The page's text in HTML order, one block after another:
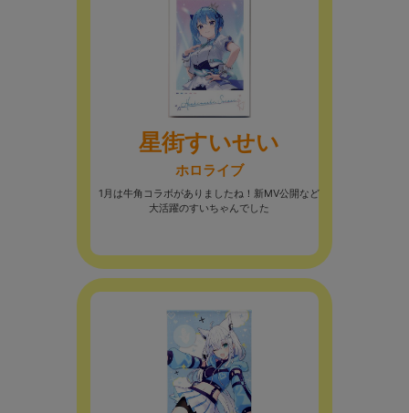
星街すいせい
ホロライブ
1月は牛角コラボがありましたね！新MV公開など
大活躍のすいちゃんでした